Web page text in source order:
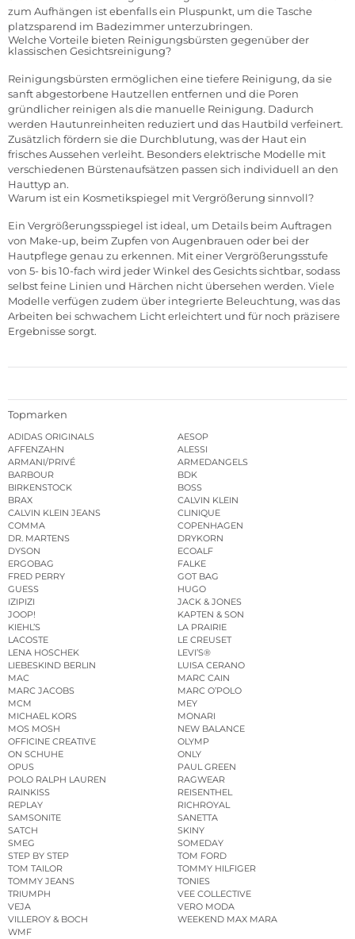
zum Aufhängen ist ebenfalls ein Pluspunkt, um die Tasche
platzsparend im Badezimmer unterzubringen.
Welche Vorteile bieten Reinigungsbürsten gegenüber der
klassischen Gesichtsreinigung?
Reinigungsbürsten ermöglichen eine tiefere Reinigung, da sie
sanft abgestorbene Hautzellen entfernen und die Poren
gründlicher reinigen als die manuelle Reinigung. Dadurch
werden Hautunreinheiten reduziert und das Hautbild verfeinert.
Zusätzlich fördern sie die Durchblutung, was der Haut ein
frisches Aussehen verleiht. Besonders elektrische Modelle mit
verschiedenen Bürstenaufsätzen passen sich individuell an den
Hauttyp an.
Warum ist ein Kosmetikspiegel mit Vergrößerung sinnvoll?
Ein Vergrößerungsspiegel ist ideal, um Details beim Auftragen
von Make-up, beim Zupfen von Augenbrauen oder bei der
Hautpflege genau zu erkennen. Mit einer Vergrößerungsstufe
von 5- bis 10-fach wird jeder Winkel des Gesichts sichtbar, sodass
selbst feine Linien und Härchen nicht übersehen werden. Viele
Modelle verfügen zudem über integrierte Beleuchtung, was das
Arbeiten bei schwachem Licht erleichtert und für noch präzisere
Ergebnisse sorgt.
Topmarken
ADIDAS ORIGINALS
AESOP
AFFENZAHN
ALESSI
ARMANI/PRIVÉ
ARMEDANGELS
BARBOUR
BDK
BIRKENSTOCK
BOSS
BRAX
CALVIN KLEIN
CALVIN KLEIN JEANS
CLINIQUE
COMMA
COPENHAGEN
DR. MARTENS
DRYKORN
DYSON
ECOALF
ERGOBAG
FALKE
FRED PERRY
GOT BAG
GUESS
HUGO
IZIPIZI
JACK & JONES
JOOP!
KAPTEN & SON
KIEHL’S
LA PRAIRIE
LACOSTE
LE CREUSET
LENA HOSCHEK
LEVI’S®
LIEBESKIND BERLIN
LUISA CERANO
MAC
MARC CAIN
MARC JACOBS
MARC O’POLO
MCM
MEY
MICHAEL KORS
MONARI
MOS MOSH
NEW BALANCE
OFFICINE CREATIVE
OLYMP
ON SCHUHE
ONLY
OPUS
PAUL GREEN
POLO RALPH LAUREN
RAGWEAR
RAINKISS
REISENTHEL
REPLAY
RICHROYAL
SAMSONITE
SANETTA
SATCH
SKINY
SMEG
SOMEDAY
STEP BY STEP
TOM FORD
TOM TAILOR
TOMMY HILFIGER
TOMMY JEANS
TONIES
TRIUMPH
VEE COLLECTIVE
VEJA
VERO MODA
VILLEROY & BOCH
WEEKEND MAX MARA
WMF